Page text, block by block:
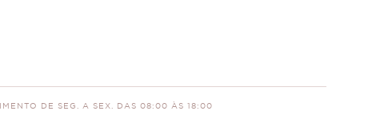
DE SEG. A SEX. DAS 08:00 ÀS 18:00